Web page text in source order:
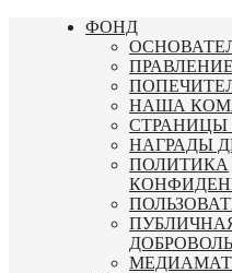
Перейти
ФОНД
НАША
СТРАНИЦЫ
НАГРАДЫ
ПОЛИТИКА